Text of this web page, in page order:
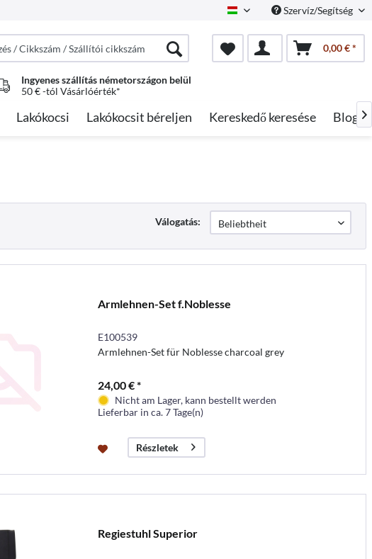
HungarianSzervíz/Segítség
0,00 € *
Ingyenes szállítás németországon belül
50 € -tól Vásárlóérték*
Lakókocsi Lakókocsit béreljen Kereskedő keresése Blog 
Válogatás:
Armlehnen-Set f.Noblesse
E100539
Armlehnen-Set für Noblesse charcoal grey
24,00 € *
Nicht am Lager, kann bestellt werden
Lieferbar in ca. 7 Tage(n)
Részletek
Regiestuhl Superior